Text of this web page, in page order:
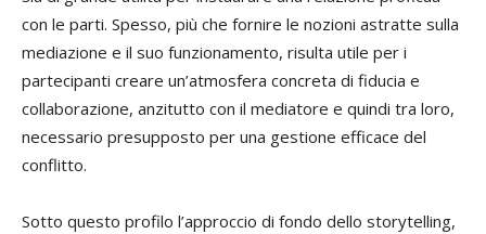
con le parti. Spesso, più che fornire le nozioni astratte sulla
mediazione e il suo funzionamento, risulta utile per i
partecipanti creare un’atmosfera concreta di fiducia e
collaborazione, anzitutto con il mediatore e quindi tra loro,
necessario presupposto per una gestione efficace del
conflitto.
Sotto questo profilo l’approccio di fondo dello storytelling,